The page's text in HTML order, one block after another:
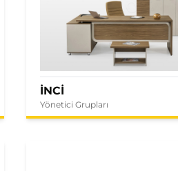
İNCİ
Yönetici Grupları